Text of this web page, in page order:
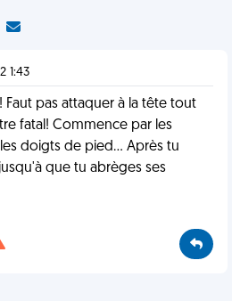
1:43
Faut pas attaquer à la tête tout
fatal! Commence par les
doigts de pied... Après tu
que tu abrèges ses